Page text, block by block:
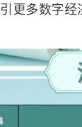
更多数字